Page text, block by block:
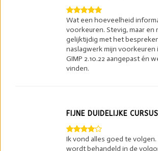
Wat een hoeveelheid
voorkeuren. Stevig, maar en
gelijktijdig met het
naslagwerk mijn voorkeuren
GIMP 2.10.22 aangepast én
vinden.
FIJNE DUIDELIJKE CURSUS
Ik vond alles goed te volgen.
wordt behandeld in de